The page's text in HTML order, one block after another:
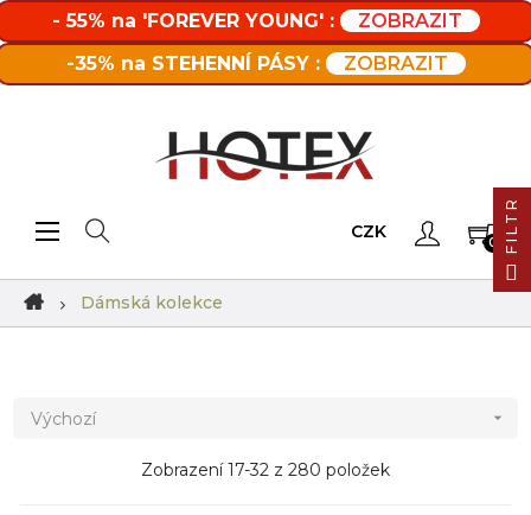
- 55% na 'FOREVER YOUNG' :
ZOBRAZIT
-35% na STEHENNÍ PÁSY :
ZOBRAZIT
Toggle navigation
☰ CZK
0
Dámská kolekce
Výchozí 
Zobrazení 17-32 z 280 položek
FILTR